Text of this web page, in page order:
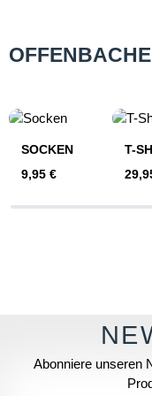
SOCKEN
Regulärer Preis:
9,95 €
T-
Abonniere unseren